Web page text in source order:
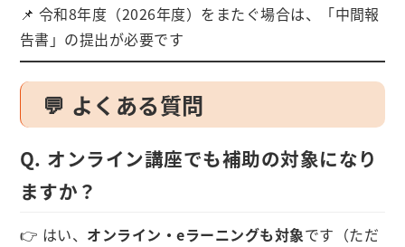
📌 令和8年度（2026年度）をまたぐ場合は、「中間報
告書」の提出が必要です
💬 よくある質問
Q. オンライン講座でも補助の対象になり
ますか？
👉 はい、 オンライン・eラーニングも対象です（ただ